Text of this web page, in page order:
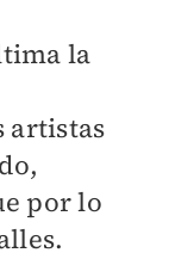
la
artistas
por lo